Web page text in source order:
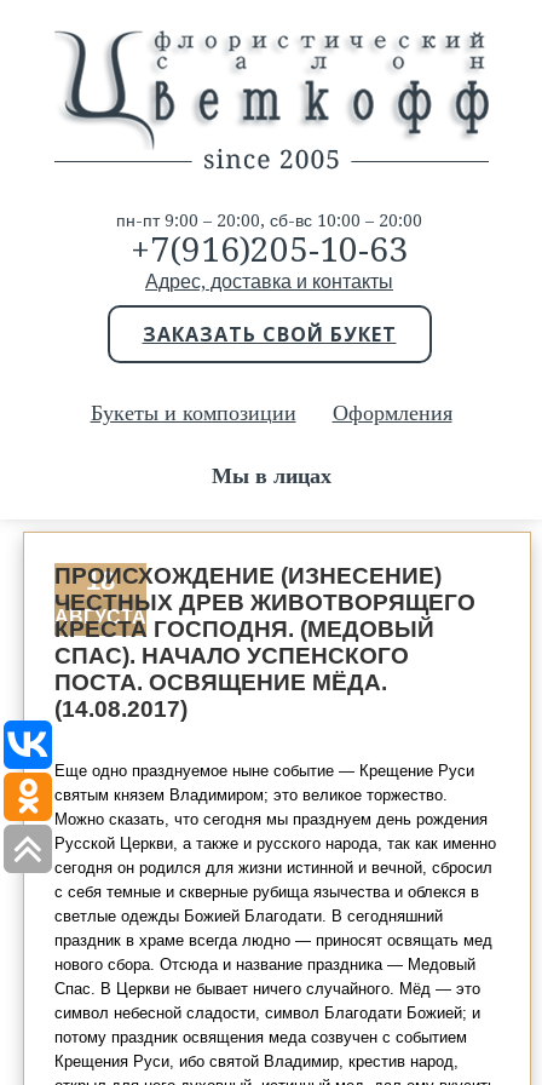
пн-пт 9:00 – 20:00, сб-вс 10:00 – 20:00
+7(916)205-10-63
Адрес, доставка и контакты
ЗАКАЗАТЬ СВОЙ БУКЕТ
Букеты и композиции Оформления
Мы в лицах
18
АВГУСТА
ПРОИСХОЖДЕНИЕ (ИЗНЕСЕНИЕ)
ЧЕСТНЫХ ДРЕВ ЖИВОТВОРЯЩЕГО
КРЕСТА ГОСПОДНЯ. (МЕДОВЫЙ
СПАС). НАЧАЛО УСПЕНСКОГО
ПОСТА. ОСВЯЩЕНИЕ МЁДА.
(14.08.2017)
Еще одно празднуемое ныне событие — Крещение Руси
святым князем Владимиром; это великое торжество.
Можно сказать, что сегодня мы празднуем день рождения
Русской Церкви, а также и русского народа, так как именно
сегодня он родился для жизни истинной и вечной, сбросил
с себя темные и скверные рубища язычества и облекся в
светлые одежды Божией Благодати. В сегодняшний
праздник в храме всегда людно — приносят освящать мед
нового сбора. Отсюда и название праздника — Медовый
Спас. В Церкви не бывает ничего случайного. Мёд — это
символ небесной сладости, символ Благодати Божией; и
потому праздник освящения меда созвучен с событием
Крещения Руси, ибо святой Владимир, крестив народ,